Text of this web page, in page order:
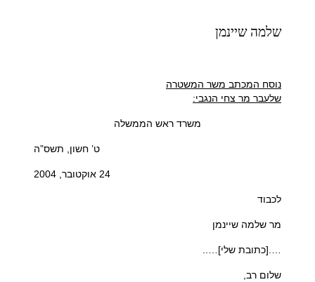
שלמה שיינמן
נוסח המכתב משר המשטרה
שלעבר מר צחי הנגבי:
משרד ראש הממשלה
ט’ חשון, תשס”ה
24 אוקטובר, 2004
לכבוד
מר שלמה שיינמן
….[כתובת שלי]…..
שלום רב,